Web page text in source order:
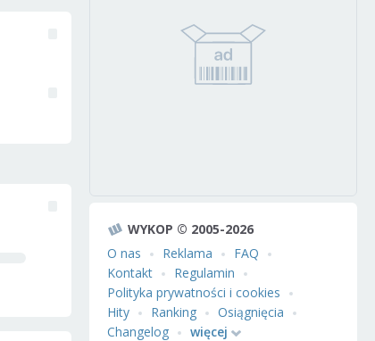
WYKOP © 2005-2026
O nas
Reklama
FAQ
Kontakt
Regulamin
Polityka prywatności i cookies
Hity
Ranking
Osiągnięcia
Changelog
więcej